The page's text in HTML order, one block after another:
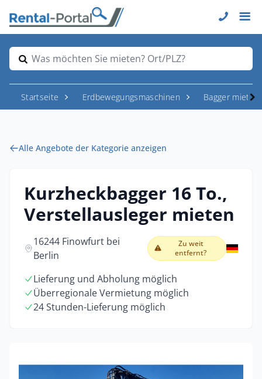
Was möchten Sie mieten? Ort/PLZ?
Startseite Erdbewegungsmaschinen Bagger mieten
Alle Angebote der Kategorie anzeigen
Kurzheckbagger 16 To.,
Verstellausleger mieten
16244 Finowfurt bei
Berlin
Zu weit
entfernt?
Lieferung und Abholung möglich
Überregionale Vermietung möglich
24 Stunden-Lieferung möglich